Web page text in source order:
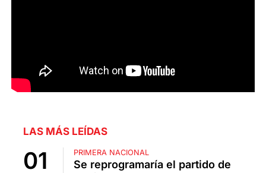
LAS MÁS LEÍDAS
PRIMERA NACIONAL
Se reprogramaría el partido de